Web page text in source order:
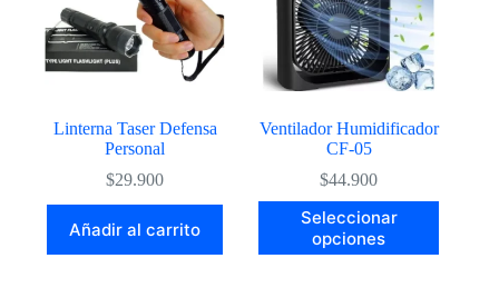
Linterna Taser Defensa
Personal
$29.900
Añadir al carrito
Ventilador Humidificador
CF-05
$44.900
Seleccionar
opciones
Este
producto
tiene